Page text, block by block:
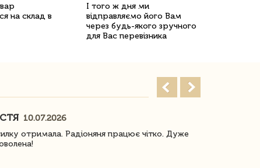
на склад в
І того ж дня ми
відправляємо його Вам
через будь-якого зручного
для Вас перевізника
10.07.2026
отримала. Радіоняня працює чітко. Дуже